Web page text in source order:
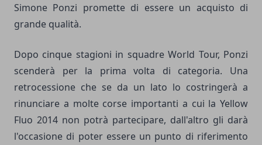
Simone Ponzi promette di essere un acquisto di
grande qualità.
Dopo cinque stagioni in squadre World Tour, Ponzi
scenderà per la prima volta di categoria. Una
retrocessione che se da un lato lo costringerà a
rinunciare a molte corse importanti a cui la Yellow
Fluo 2014 non potrà partecipare, dall'altro gli darà
l'occasione di poter essere un punto di riferimento